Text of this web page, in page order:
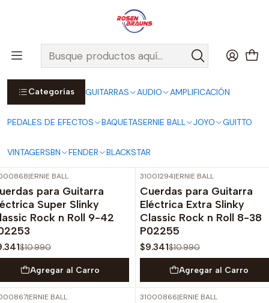
Categorías GUITARRAS AUDIO AMPLIFICACIÓN
PEDALES DE EFECTOS BAQUETASERNIE BALL JOYO GUITTO
VINTAGERSBN FENDER BLACKSTAR
Por compras sobre $25.000 en Santiago urbano, Colina o
Padre Hurtado, incluimos el despacho!
Ver Detalles
Inicio ERNIE BALL
CUERDAS ERNIE BALL
Cuerdas Eléctricas ERNIE BALL
ROCK N' ROLL Series
ROCK N' ROLL Series
-15% OFF
|ERNIE BALL
para Guitarra
Super Slinky
Rock n Roll 9-42
$10.990
Agregar al Carro
-15%OFF
31001294|ERNIE BALL
Cuerdas para Guitarra
Eléctrica Extra Slinky
Classic Rock n Roll 8-38
P02255
$9.341$10.990
Agregar al Carro
|ERNIE BALL 31000866|ERNIE BALL